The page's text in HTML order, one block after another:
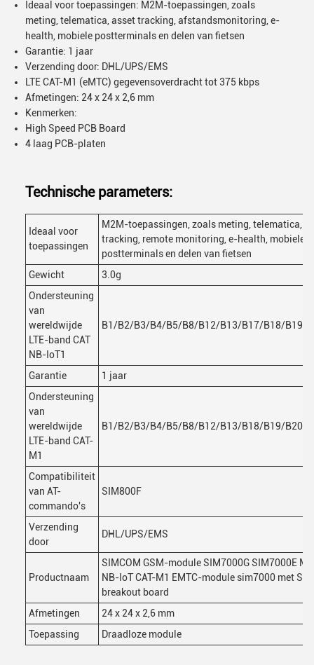
Ideaal voor toepassingen: M2M-toepassingen, zoals
meting, telematica, asset tracking, afstandsmonitoring, e-
health, mobiele postterminals en delen van fietsen
Garantie: 1 jaar
Verzending door: DHL/UPS/EMS
LTE CAT-M1 (eMTC) gegevensoverdracht tot 375 kbps
Afmetingen: 24 x 24 x 2,6 mm
Kenmerken:
High Speed PCB Board
4 laag PCB-platen
Technische parameters:
Ideaal voor
toepassingen
M2M-toepassingen, zoals meting, telematica,
tracking, remote monitoring, e-health, mobiele
postterminals en delen van fietsen
Gewicht
3.0g
Ondersteuning
van
wereldwijde
LTE-band CAT
NB-IoT1
B1/B2/B3/B4/B5/B8/B12/B13/B17/B18/B19/
Garantie
1 jaar
Ondersteuning
van
wereldwijde
LTE-band CAT-
M1
B1/B2/B3/B4/B5/B8/B12/B13/B18/B19/B20/
Compatibiliteit
van AT-
commando's
SIM800F
Verzending
door
DHL/UPS/EMS
Productnaam
SIMCOM GSM-module SIM7000G SIM7000E
NB-IoT CAT-M1 EMTC-module sim7000 met
breakout board
Afmetingen
24 x 24 x 2,6 mm
Toepassing
Draadloze module